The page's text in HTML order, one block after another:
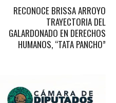
RECONOCE BRISSA ARROYO
TRAYECTORIA DEL
GALARDONADO EN DERECHOS
HUMANOS, “TATA PANCHO”